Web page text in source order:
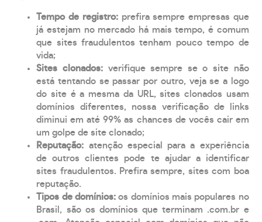
Tempo de registro: prefira sempre empresas que
já estejam no mercado há mais tempo, é comum
que sites fraudulentos tenham pouco tempo de
vida;
Sites clonados: verifique sempre se o site não
está tentando se passar por outro, veja se a logo
do site é a mesma da URL, sites clonados usam
domínios diferentes, nossa verificação de links
diminui em até 99% as chances de vocês cair em
um golpe de site clonado;
Reputação: atenção especial para a experiência
de outros clientes pode te ajudar a identificar
sites fraudulentos. Prefira sempre, sites com boa
reputação.
Tipos de domínios:os domínios mais populares no
Brasil, são os domínios que terminam .com.br e